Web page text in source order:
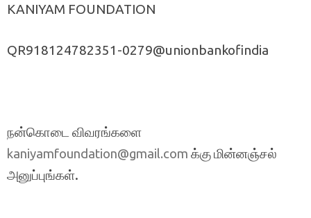
KANIYAM FOUNDATION
QR918124782351-0279@unionbankofindia
நன்கொடை விவரங்களை
kaniyamfoundation@gmail.com க்கு மின்னஞ்சல்
அனுப்புங்கள்.